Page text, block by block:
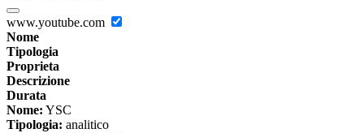
www.youtube.com
Nome
Tipologia
Proprieta
Descrizione
Durata
Nome: YSC
Tipologia: analitico